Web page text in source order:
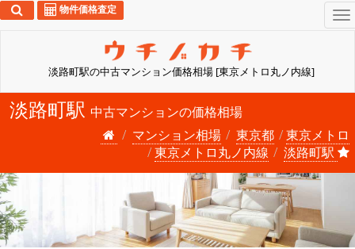
淡路町駅の中古マンション価格相場 [東京メトロ丸ノ内線]
物件価格査定
淡路町駅 中古マンションの価格相場
マンション相場
東京都
東京メトロ
東京メトロ丸ノ内線
淡路町駅